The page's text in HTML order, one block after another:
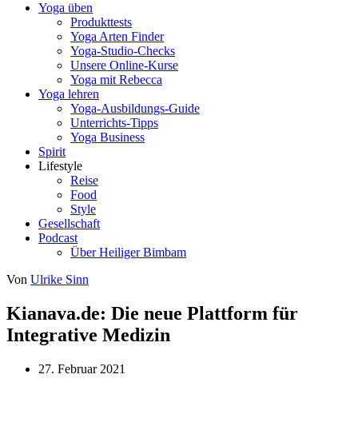
Yoga üben
Produkttests
Yoga Arten Finder
Yoga-Studio-Checks
Unsere Online-Kurse
Yoga mit Rebecca
Yoga lehren
Yoga-Ausbildungs-Guide
Unterrichts-Tipps
Yoga Business
Spirit
Lifestyle
Reise
Food
Style
Gesellschaft
Podcast
Über Heiliger Bimbam
Von Ulrike Sinn
Kianava.de: Die neue Plattform für
Integrative Medizin
27. Februar 2021